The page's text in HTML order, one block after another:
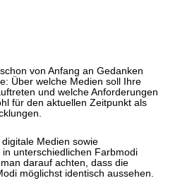
von Anfang an Gedanken
Über welche Medien soll Ihre
und welche Anforderungen
für den aktuellen Zeitpunkt als
Medien sowie
unterschiedlichen Farbmodi
darauf achten, dass die
möglichst identisch aussehen.